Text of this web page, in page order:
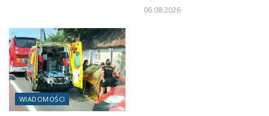
06.08.2026
WIADOMOŚCI